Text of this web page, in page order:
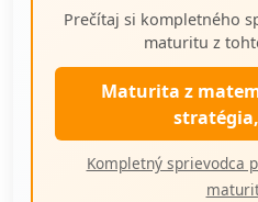
Prečítaj si kompletného
maturitu z
Maturita z
Kompletný sprievodca